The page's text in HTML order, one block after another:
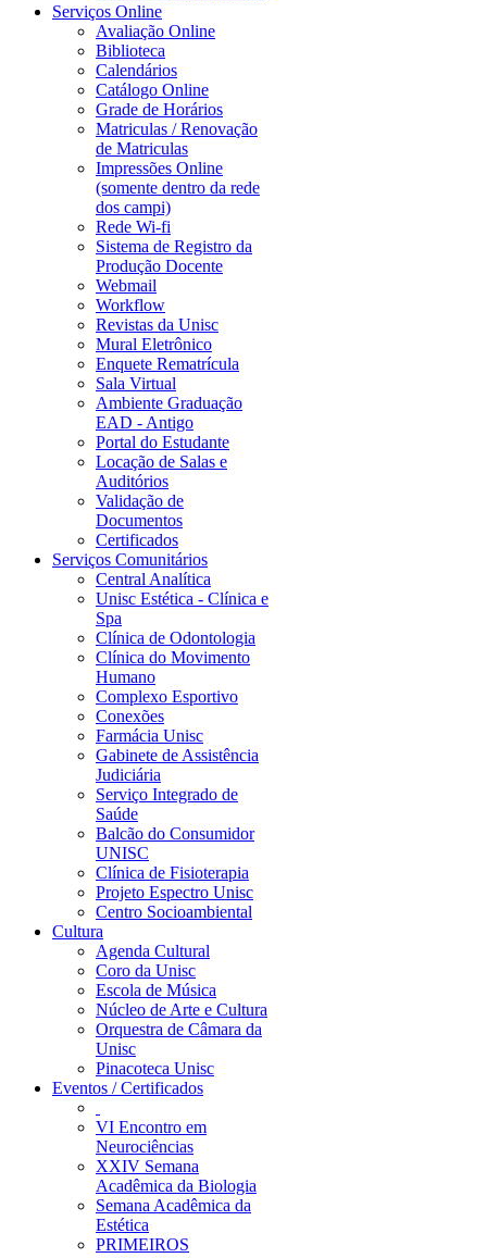
Serviços Online
Avaliação Online
Biblioteca
Calendários
Catálogo Online
Grade de Horários
Matriculas / Renovação
de Matriculas
Impressões Online
(somente dentro da rede
dos campi)
Rede Wi-fi
Sistema de Registro da
Produção Docente
Webmail
Workflow
Revistas da Unisc
Mural Eletrônico
Enquete Rematrícula
Sala Virtual
Ambiente Graduação
EAD - Antigo
Portal do Estudante
Locação de Salas e
Auditórios
Validação de
Documentos
Certificados
Serviços Comunitários
Central Analítica
Unisc Estética - Clínica e
Spa
Clínica de Odontologia
Clínica do Movimento
Humano
Complexo Esportivo
Conexões
Farmácia Unisc
Gabinete de Assistência
Judiciária
Serviço Integrado de
Saúde
Balcão do Consumidor
UNISC
Clínica de Fisioterapia
Projeto Espectro Unisc
Centro Socioambiental
Cultura
Agenda Cultural
Coro da Unisc
Escola de Música
Núcleo de Arte e Cultura
Orquestra de Câmara da
Unisc
Pinacoteca Unisc
Eventos / Certificados
VI Encontro em
Neurociências
XXIV Semana
Acadêmica da Biologia
Semana Acadêmica da
Estética
PRIMEIROS